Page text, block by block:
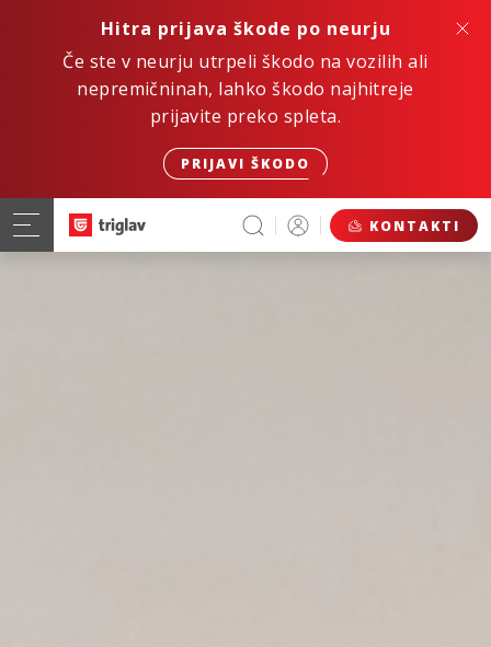
Hitra prijava škode po neurju
Če ste v neurju utrpeli škodo na vozilih ali
nepremičninah, lahko škodo najhitreje
prijavite preko spleta.
PRIJAVI ŠKODO
KONTAKTI